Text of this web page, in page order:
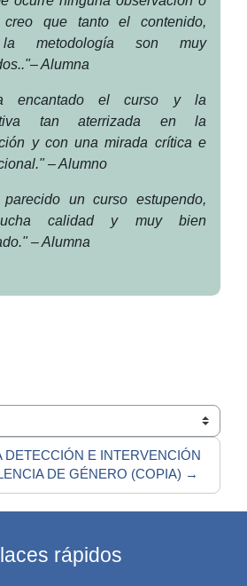
creo que tanto el contenido,
metodología son muy
Alumna
encantado el curso y la
tan aterrizada en la
y con una mirada crítica e
– Alumno
un curso estupendo,
calidad y muy bien
– Alumna
DETECCIÓN E INTERVENCIÓN
DE GÉNERO (COPIA) →
rápidos